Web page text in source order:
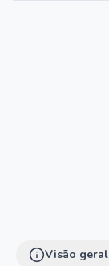
Visão geral